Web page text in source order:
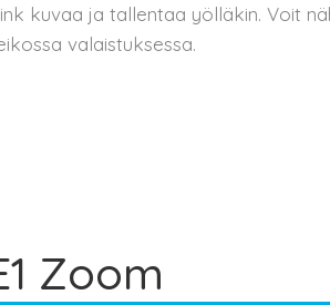
kuvaa ja tallentaa yölläkin. Voit
valaistuksessa.
Zoom